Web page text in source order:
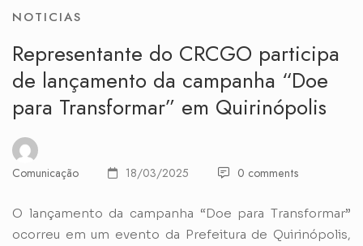
NOTICIAS
Representante do CRCGO participa
de lançamento da campanha “Doe
para Transformar” em Quirinópolis
Comunicação 18/03/2025 0 comments
O lançamento da campanha “Doe para Transformar”
ocorreu em um evento da Prefeitura de Quirinópolis,